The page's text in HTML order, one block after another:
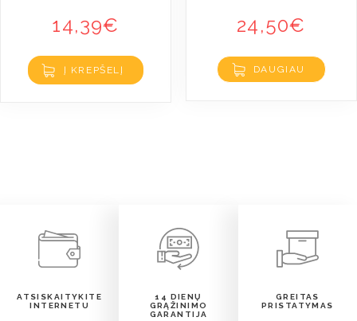
14,39€
Į KREPŠELĮ
24,50€
DAUGIAU
ATSISKAITYKITE
INTERNETU
14 DIENŲ
GRĄŽINIMO
GARANTIJA
GREITAS
PRISTATYMAS